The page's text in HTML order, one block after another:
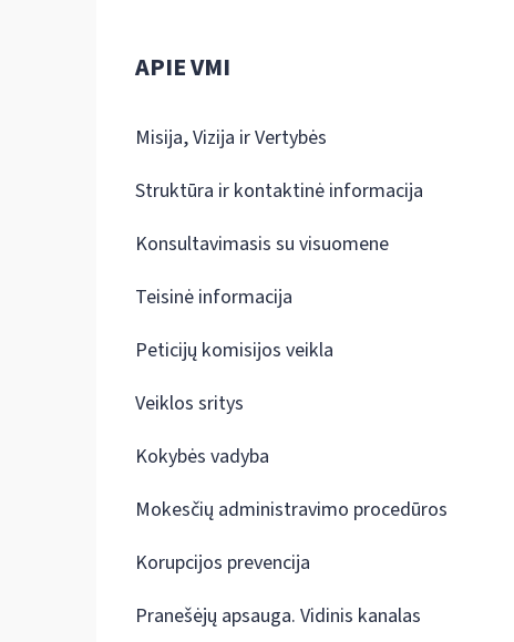
APIE VMI
Misija, Vizija ir Vertybės
Struktūra ir kontaktinė informacija
Konsultavimasis su visuomene
Teisinė informacija
Peticijų komisijos veikla
Veiklos sritys
Kokybės vadyba
Mokesčių administravimo procedūros
Korupcijos prevencija
Pranešėjų apsauga. Vidinis kanalas